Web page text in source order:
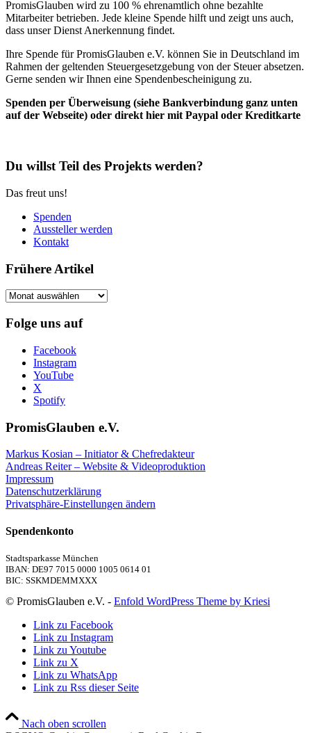
PromisGlauben wird zu 100 % ehrenamtlich ohne bezahlte
Mitarbeiter betrieben. Jede kleine Spende hilft und zeigt uns auch,
dass unser Dienst Anerkennung findet.
Ihre Spende für PromisGlauben e.V. können Sie in Deutschland im
Rahmen der geltenden Steuergesetzgebung von der Steuer absetzen.
Gerne senden wir Ihnen eine Spendenbescheinigung zu.
Spenden per Überweisung (siehe Bankverbindung ganz unten
auf der Webseite) oder direkt hier mit Paypal oder Kreditkarte
Du willst Teil des Projekts werden?
Das freut uns!
Spenden
Aussteller werden
Kontakt
Frühere Artikel
Frühere
Folge uns auf
Facebook
Instagram
YouTube
X
Spotify
PromisGlauben e.V.
Markus Kosian – Initiator & Chefredakteur
Andreas Reiter – Website & Videoproduktion
Impressum
Datenschutzerklärung
Privatsphäre-Einstellungen ändern
Spendenkonto
Stadtsparkasse München
IBAN: DE97 7015 0000 1005 0614 01
BIC: SSKMDEMMXXX
© PromisGlauben e.V. - Enfold WordPress Theme by Kriesi
Link zu Facebook
Link zu Instagram
Link zu Youtube
Link zu X
Link zu WhatsApp
Link zu Rss dieser Seite
Nach oben scrollen